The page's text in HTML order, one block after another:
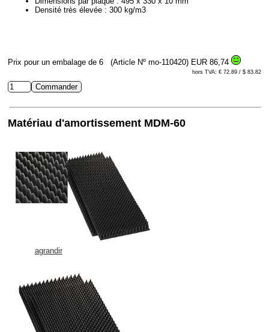
Densité très élevée : 300 kg/m3
Prix pour un embalage de 6 (Article Nº mo-110420) EUR 86,74
hors TVA: € 72.89 / $ 83.82
Matériau d'amortissement MDM-60
agrandir